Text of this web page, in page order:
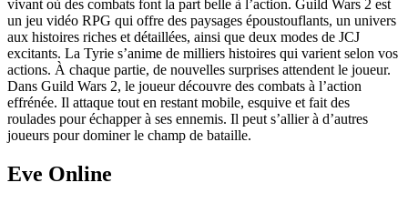
vivant où des combats font la part belle à l’action. Guild Wars 2 est
un jeu vidéo RPG qui offre des paysages époustouflants, un univers
aux histoires riches et détaillées, ainsi que deux modes de JCJ
excitants. La Tyrie s’anime de milliers histoires qui varient selon vos
actions. À chaque partie, de nouvelles surprises attendent le joueur.
Dans Guild Wars 2, le joueur découvre des combats à l’action
effrénée. Il attaque tout en restant mobile, esquive et fait des
roulades pour échapper à ses ennemis. Il peut s’allier à d’autres
joueurs pour dominer le champ de bataille.
Eve Online